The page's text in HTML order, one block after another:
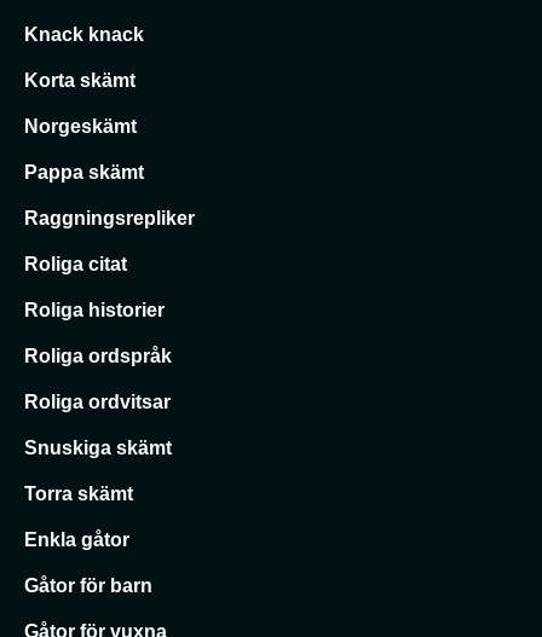
Knack knack
Korta skämt
Norgeskämt
Pappa skämt
Raggningsrepliker
Roliga citat
Roliga historier
Roliga ordspråk
Roliga ordvitsar
Snuskiga skämt
Torra skämt
Enkla gåtor
Gåtor för barn
Gåtor för vuxna